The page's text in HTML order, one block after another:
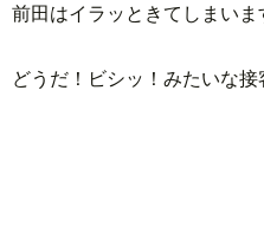
前田はイラッときてしまいま
どうだ！ビシッ！みたいな接